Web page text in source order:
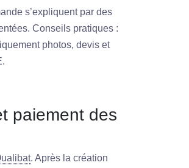
s’expliquent par des
Conseils pratiques :
photos, devis et
paiement des
. Après la création